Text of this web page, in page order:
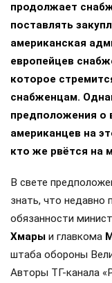
продолжает
поставлять
американская
европейцев
которое
снабженцам.
предположения о
американцев на
кто же рвётся на
В свете
знать, что недавно
обязанности
Хмары и главкома
штаба обороны
Авторы ТГ-канала